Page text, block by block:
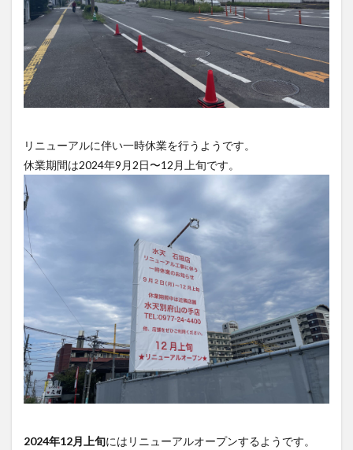
リニューアルに伴い一時休業を行うようです。
休業期間は2024年9月2日〜12月上旬です。
2024年12月上旬にはリニューアルオープンするようです。
買い物
車 農業文化公園
道の駅
鉄道ジオラマ
閉店 閉院 開店
開店閉店
開店閉店まとめ
開院 韓国
韓国料理
音楽
飛行機 飲み物 高崎山 鰻